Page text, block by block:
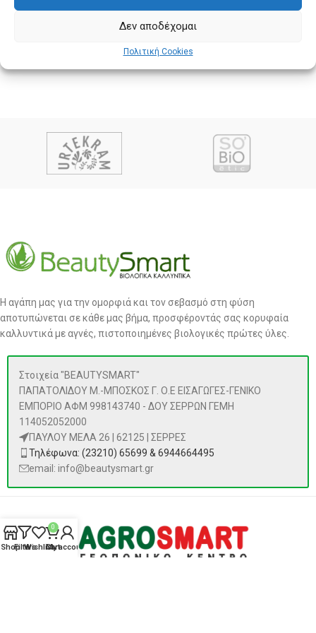
Δεν αποδέχομαι
Πολιτική Cookies
Η αγάπη μας για την ομορφιά και τον σεβασμό στη φύση
αποτυπώνεται σε κάθε μας βήμα, προσφέροντάς σας κορυφαία
καλλυντικά με αγνές, πιστοποιημένες βιολογικές πρώτες ύλες.
Στοιχεία "BEAUTYSMART"
ΠΑΠΑΤΟΛΙΔΟΥ Μ.-ΜΠΟΣΚΟΣ Γ. Ο.Ε ΕΙΣΑΓΩΓΕΣ-ΓΕΝΙΚΟ
ΕΜΠΟΡΙΟ ΑΦΜ 998143740 - ΔΟΥ ΣΕΡΡΩΝ ΓΕΜΗ
114052052000
ΠΑΥΛΟΥ ΜΕΛΑ 26 | 62125 | ΣΕΡΡΕΣ
Τηλέφωνα: (23210) 65699 & 6944664495
email: info@beautysmart.gr
ShopFiltersWishlist
0
Cart
My account